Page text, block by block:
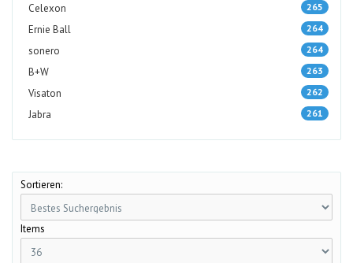
Celexon 265
Ernie Ball 264
sonero 264
B+W 263
Visaton 262
Jabra 261
Sortieren:
Items